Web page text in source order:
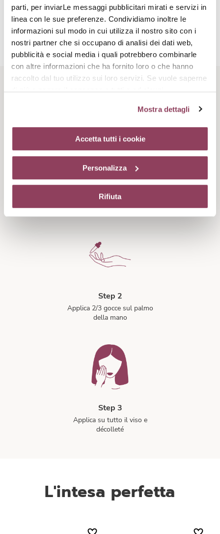
parti, per inviarLe messaggi pubblicitari mirati e servizi in
linea con le sue preferenze. Condividiamo inoltre le
informazioni sul modo in cui utilizza il nostro sito con i
nostri partner che si occupano di analisi dei dati web,
pubblicità e social media i quali potrebbero combinarle
con altre informazioni che ha fornito loro o che hanno
raccolto dal tuo utilizzo sui loro servizi. Se vuole saperne
di più o negare il consenso a tutti o ad alcuni
cliccando sul tasto “Accetta tutti i cookie”. Se non vuole i
cookie di profilazione può negare il consenso sul tasto
“Rifiuta”. Chiudendo questo banner tramite l’apposito
comando “X” continuerai la navigazione del sito in
diversi da quelli tecnici.
Mostra dettagli
Accetta tutti i cookie
Personalizza
Rifiuta
Attivi complementari
Niacinamide
Ingrediente dermocosmetico che migliora l’aspetto della pelle,
stimolando la microcircolazione, riducendo arrossamenti e
macchie scure, idratando e contrastando i segni
dell’invecchiamento.
Rituale di bellezza
Step 1
Detergi bene il viso
Step 2
Applica 2/3 gocce sul palmo
della mano
Step 3
Applica su tutto il viso e
décolleté
L'intesa perfetta